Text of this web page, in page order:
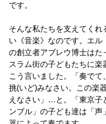
です。
そんな私たちを支えてくれ
い《音楽》なのです。エル
の創立者アブレウ博士はた
スラム街の子どもたちに楽
こう言いました。「奏でて
挑(いど)みなさい。この楽
えなさい」…と。「東京子
ンブル」の子ども達は「声